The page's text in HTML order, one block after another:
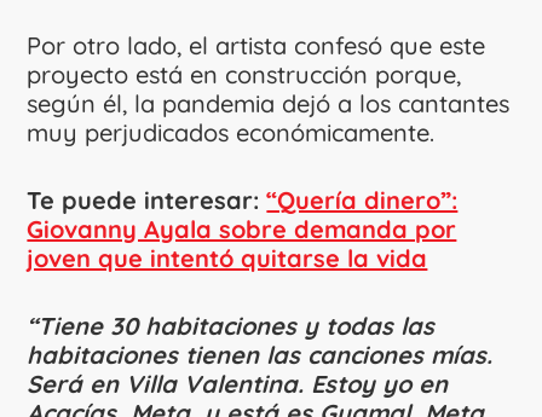
Por otro lado, el artista confesó que este
proyecto está en construcción porque,
según él, la pandemia dejó a los cantantes
muy perjudicados económicamente.
Te puede interesar:“Quería dinero”:
Giovanny Ayala sobre demanda por
joven que intentó quitarse la vida
“Tiene 30 habitaciones y todas las
habitaciones tienen las canciones mías.
Será en Villa Valentina. Estoy yo en